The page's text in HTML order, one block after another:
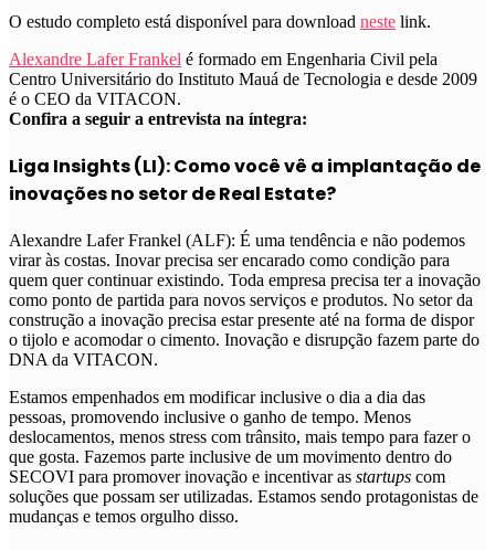
O estudo completo está disponível para download neste link.
Alexandre Lafer Frankel é formado em Engenharia Civil pela
Centro Universitário do Instituto Mauá de Tecnologia e desde 2009
é o CEO da VITACON.
Confira a seguir a entrevista na íntegra:
Liga Insights (LI): Como você vê a implantação de
inovações no setor de Real Estate?
Alexandre Lafer Frankel (ALF): É uma tendência e não podemos
virar às costas. Inovar precisa ser encarado como condição para
quem quer continuar existindo. Toda empresa precisa ter a inovação
como ponto de partida para novos serviços e produtos. No setor da
construção a inovação precisa estar presente até na forma de dispor
o tijolo e acomodar o cimento. Inovação e disrupção fazem parte do
DNA da VITACON.
Estamos empenhados em modificar inclusive o dia a dia das
pessoas, promovendo inclusive o ganho de tempo. Menos
deslocamentos, menos stress com trânsito, mais tempo para fazer o
que gosta. Fazemos parte inclusive de um movimento dentro do
SECOVI para promover inovação e incentivar as startups com
soluções que possam ser utilizadas. Estamos sendo protagonistas de
mudanças e temos orgulho disso.